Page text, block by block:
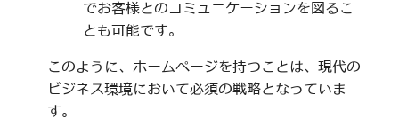
でお客様とのコミュニケーションを図るこ
とも可能です。
このように、ホームページを持つことは、現代の
ビジネス環境において必須の戦略となっていま
す。